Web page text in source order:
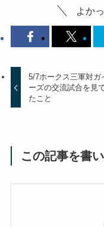
よか
5/7ホークス三軍対ガ
ーズの交流試合を見
たこと
この記事を書